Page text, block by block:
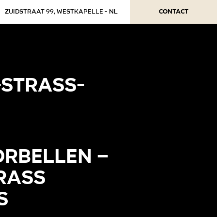
Zuidstraat 99, Westkapelle - NL Contact
–